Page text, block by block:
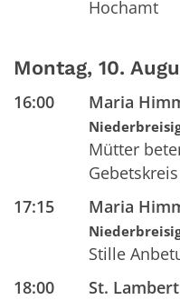
Hochamt
Montag, 10.
16:00 Maria
Mütter
17:15
Maria
Stille
18:00
St.